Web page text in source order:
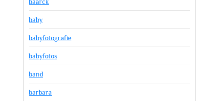
baby
babyfotografie
babyfotos
band
barbara